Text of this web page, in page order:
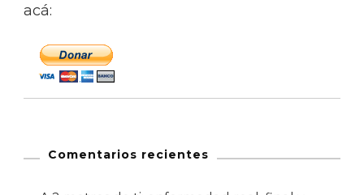
acá:
Comentarios recientes